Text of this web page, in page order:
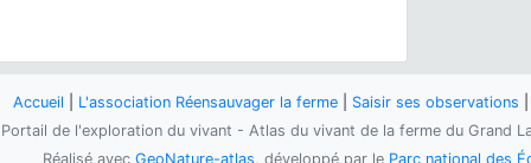
Accueil L'association Réensauvager la ferme| Saisir ses observations
Portail de l'exploration du vivant - Atlas du vivant de la ferme du Grand
Réalisé avec GeoNature-atlas , développé par le Parc national des